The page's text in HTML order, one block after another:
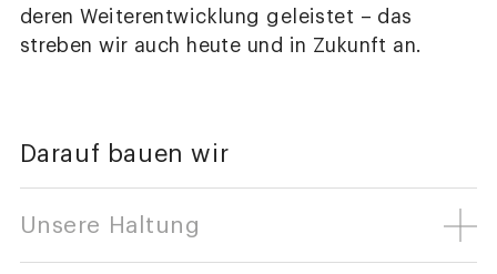
deren Weiterentwicklung geleistet – das
streben wir auch heute und in Zukunft an.
Darauf bauen wir
Unsere Haltung